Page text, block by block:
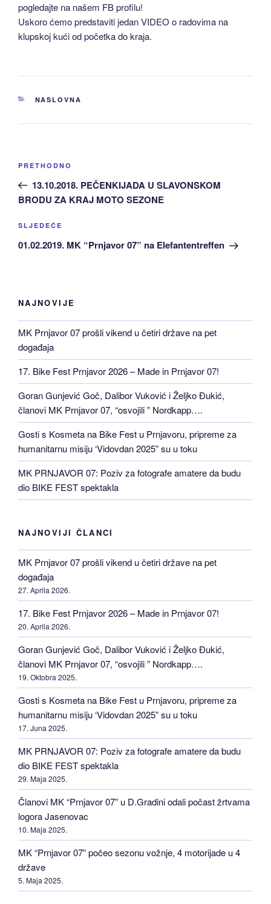
pogledajte na našem FB profilu!
Uskoro ćemo predstaviti jedan VIDEO o radovima na
klupskoj kući od početka do kraja.
KATEGORIJE
NASLOVNA
Prethodni
članak:
PRETHODNO
13.10.2018. PEČENKIJADA U SLAVONSKOM
BRODU ZA KRAJ MOTO SEZONE
Sljedeća
Objava
SLJEDEĆE
01.02.2019. MK “Prnjavor 07” na Elefantentreffen
NAJNOVIJE
MK Prnjavor 07 prošli vikend u četiri države na pet
događaja
17. Bike Fest Prnjavor 2026 – Made in Prnjavor 07!
Goran Gunjević Goč, Dalibor Vuković i Željko Đukić,
članovi MK Prnjavor 07, “osvojili ” Nordkapp….
Gosti s Kosmeta na Bike Fest u Prnjavoru, pripreme za
humanitarnu misiju ‘Vidovdan 2025” su u toku
MK PRNJAVOR 07: Poziv za fotografe amatere da budu
dio BIKE FEST spektakla
NAJNOVIJI ČLANCI
MK Prnjavor 07 prošli vikend u četiri države na pet
događaja
27. Aprila 2026.
17. Bike Fest Prnjavor 2026 – Made in Prnjavor 07!
20. Aprila 2026.
Goran Gunjević Goč, Dalibor Vuković i Željko Đukić,
članovi MK Prnjavor 07, “osvojili ” Nordkapp….
19. Oktobra 2025.
Gosti s Kosmeta na Bike Fest u Prnjavoru, pripreme za
humanitarnu misiju ‘Vidovdan 2025” su u toku
17. Juna 2025.
MK PRNJAVOR 07: Poziv za fotografe amatere da budu
dio BIKE FEST spektakla
29. Maja 2025.
Članovi MK “Prnjavor 07” u D.Gradini odali počast žrtvama
logora Jasenovac
10. Maja 2025.
MK “Prnjavor 07” počeo sezonu vožnje, 4 motorijade u 4
države
5. Maja 2025.